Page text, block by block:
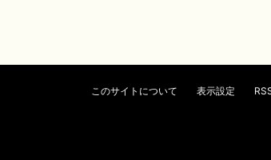
このサイトについて 表示設定